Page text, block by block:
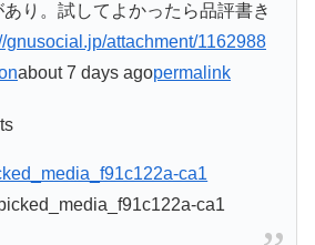
り。試してよかったら品評書き
gnusocial.jp/attachment/1162988
about 7 days agopermalink
ca1